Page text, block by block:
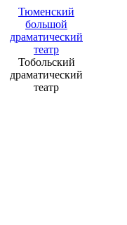
Тюменский
большой
драматический
театр
Тобольский
драматический
театр